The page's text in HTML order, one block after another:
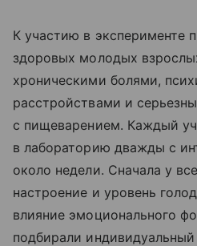
К участию в эксперименте
здоровых молодых
хроническими болями,
расстройствами и
с пищеварением. Каждый
в лабораторию дважды с
около недели. Сначала у
настроение и уровень
влияние эмоционального
подбирали